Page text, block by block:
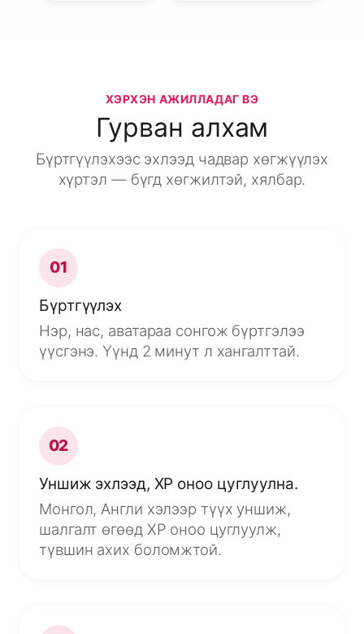
ХЭРХЭН АЖИЛЛАДАГ ВЭ
Гурван алхам
Бүртгүүлэхээс эхлээд чадвар хөгжүүлэх
хүртэл — бүгд хөгжилтэй, хялбар.
01
Бүртгүүлэх
Нэр, нас, аватараа сонгож бүртгэлээ
үүсгэнэ. Үүнд 2 минут л хангалттай.
02
Уншиж эхлээд, XP оноо цуглуулна.
Монгол, Англи хэлээр түүх уншиж,
шалгалт өгөөд XP оноо цуглуулж,
түвшин ахих боломжтой.